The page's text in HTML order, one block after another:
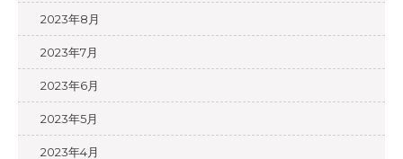
2023年8月
2023年7月
2023年6月
2023年5月
2023年4月